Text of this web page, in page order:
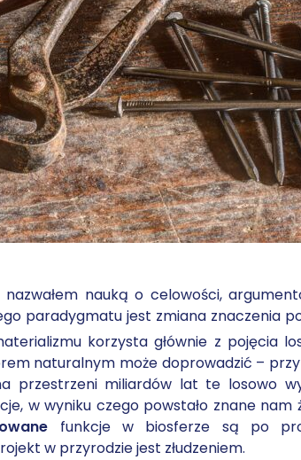
nauką o celowości,
paradygmatu jest zmiana znaczenia
korzysta głównie z pojęcia
naturalnym może doprowadzić –
przestrzeni miliardów lat te losowo
w wyniku czego powstało znane nam
funkcje w biosferze są po
w przyrodzie jest złudzeniem.